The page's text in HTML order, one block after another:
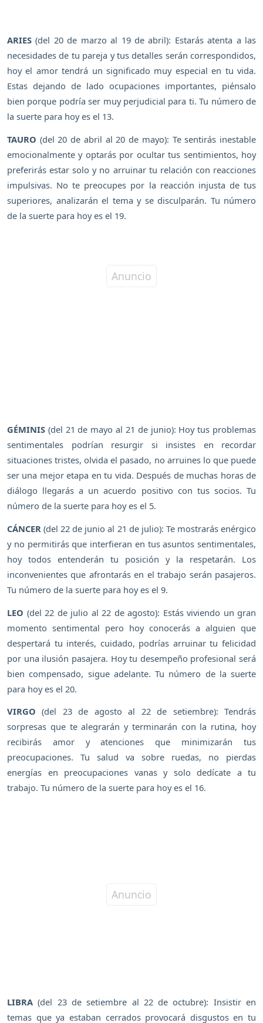
ARIES (del 20 de marzo al 19 de abril): Estarás atenta a las
necesidades de tu pareja y tus detalles serán correspondidos,
hoy el amor tendrá un significado muy especial en tu vida.
Estas dejando de lado ocupaciones importantes, piénsalo
bien porque podría ser muy perjudicial para ti. Tu número de
la suerte para hoy es el 13.
TAURO (del 20 de abril al 20 de mayo): Te sentirás inestable
emocionalmente y optarás por ocultar tus sentimientos, hoy
preferirás estar solo y no arruinar tu relación con reacciones
impulsivas. No te preocupes por la reacción injusta de tus
superiores, analizarán el tema y se disculparán. Tu número
de la suerte para hoy es el 19.
GÉMINIS (del 21 de mayo al 21 de junio): Hoy tus problemas
sentimentales podrían resurgir si insistes en recordar
situaciones tristes, olvida el pasado, no arruines lo que puede
ser una mejor etapa en tu vida. Después de muchas horas de
diálogo llegarás a un acuerdo positivo con tus socios. Tu
número de la suerte para hoy es el 5.
CÁNCER (del 22 de junio al 21 de julio): Te mostrarás enérgico
y no permitirás que interfieran en tus asuntos sentimentales,
hoy todos entenderán tu posición y la respetarán. Los
inconvenientes que afrontarás en el trabajo serán pasajeros.
Tu número de la suerte para hoy es el 9.
LEO (del 22 de julio al 22 de agosto): Estás viviendo un gran
momento sentimental pero hoy conocerás a alguien que
despertará tu interés, cuidado, podrías arruinar tu felicidad
por una ilusión pasajera. Hoy tu desempeño profesional será
bien compensado, sigue adelante. Tu número de la suerte
para hoy es el 20.
VIRGO (del 23 de agosto al 22 de setiembre): Tendrás
sorpresas que te alegrarán y terminarán con la rutina, hoy
recibirás amor y atenciones que minimizarán tus
preocupaciones. Tu salud va sobre ruedas, no pierdas
energías en preocupaciones vanas y solo dedícate a tu
trabajo. Tu número de la suerte para hoy es el 16.
LIBRA (del 23 de setiembre al 22 de octubre): Insistir en
temas que ya estaban cerrados provocará disgustos en tu